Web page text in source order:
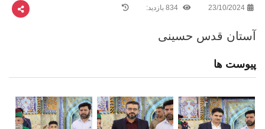
23/10/2024
آستان قدس حسینی
پیوست ها